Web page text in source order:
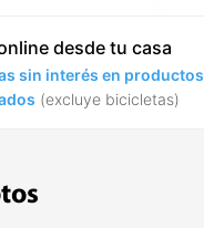
desde tu casa
sin interés en productos
(excluye bicicletas)